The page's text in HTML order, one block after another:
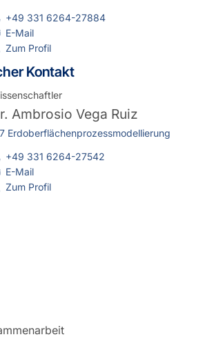
+49 331 6264-27884
E-Mail
Zum Profil
Kontakt
Ambrosio Vega Ruiz
Erdoberflächenprozessmodellierung
+49 331 6264-27542
E-Mail
Zum Profil